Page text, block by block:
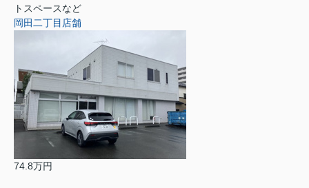
トスペースなど
岡田二丁目店舗
74.8万円